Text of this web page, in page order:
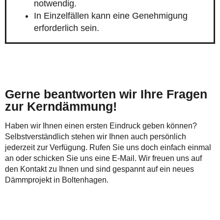
notwendig.
In Einzelfällen kann eine Genehmigung
erforderlich sein.
Gerne beantworten wir Ihre Fragen
zur Kerndämmung!
Haben wir Ihnen einen ersten Eindruck geben können?
Selbstverständlich stehen wir Ihnen auch persönlich
jederzeit zur Verfügung. Rufen Sie uns doch einfach einmal
an oder schicken Sie uns eine E-Mail. Wir freuen uns auf
den Kontakt zu Ihnen und sind gespannt auf ein neues
Dämmprojekt in Boltenhagen.